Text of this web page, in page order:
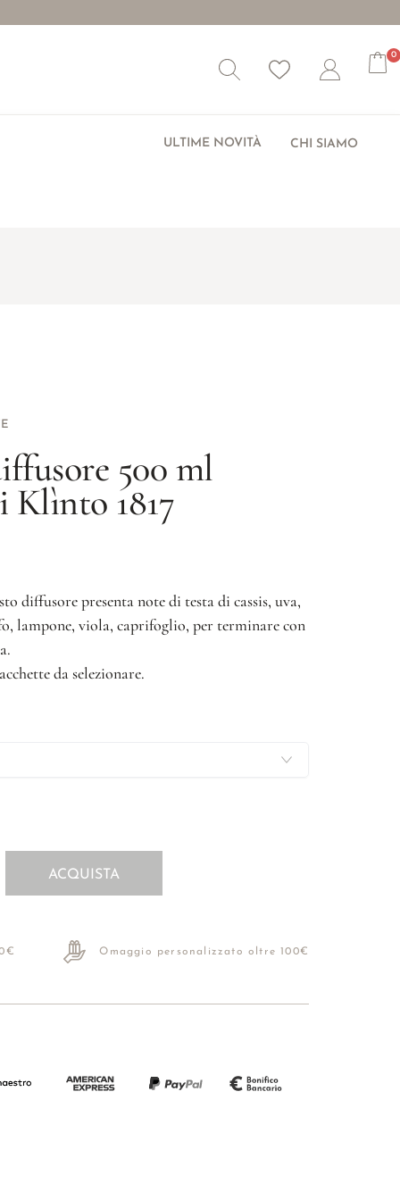
Wishlist Account
0
ULTIME NOVITÀ CHI SIAMO
500 ml
Klìnto 1817
diffusore presenta note di testa di cassis, uva,
lampone, viola, caprifoglio, per terminare con
da selezionare.
ACQUISTA
Omaggio personalizzato oltre 100€